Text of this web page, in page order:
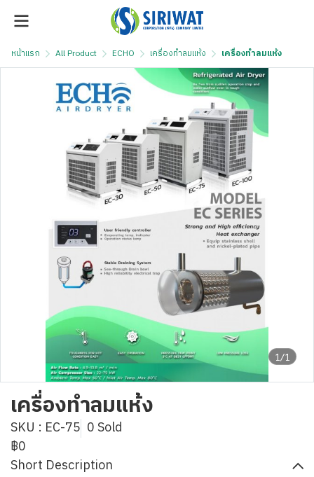
หน้าแรก All Product ECHO เครื่องทำลมแห้ง เครื่องทำลมแห้ง
1/1
เครื่องทำลมแห้ง
SKU : EC-75 0 Sold
฿0
Short Description